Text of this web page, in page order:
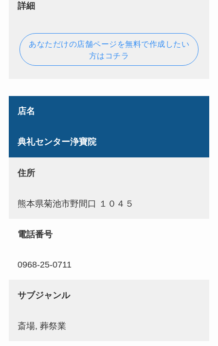
詳細
あなただけの店舗ページを無料で作成したい
方はコチラ
店名
典礼センター浄寶院
住所
熊本県菊池市野間口 １０４５
電話番号
0968-25-0711
サブジャンル
斎場, 葬祭業